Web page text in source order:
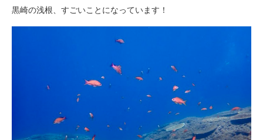
黒崎の浅根、すごいことになっています！